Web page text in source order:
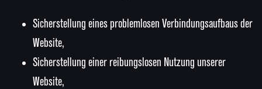
Sicherstellung eines problemlosen Verbindungsaufbaus der
Website,
Sicherstellung einer reibungslosen Nutzung unserer
Website,